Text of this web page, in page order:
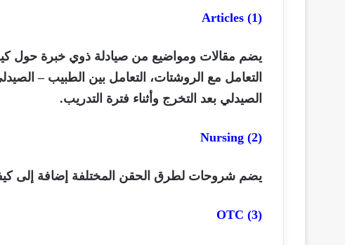
(1)
Articles
يضم مقالات ومواضيع من صيادلة ذوي خبرة حول
التعامل مع الروشتات، التعامل بين الطبيب –
الصيدلي بعد التخرج وأثناء فترة التدريب.
(2)
Nursing
يضم شروحات لطرق الحقن المختلفة إضافة إلى
(3)
OTC